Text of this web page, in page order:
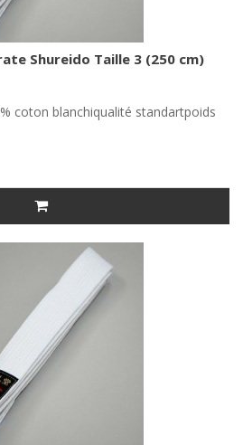
Shureido Taille 3 (250 cm)
coton blanchiqualité standartpoids